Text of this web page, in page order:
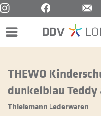
Menü
THEWO
dunkelblau Teddy
Thielemann Lederwaren